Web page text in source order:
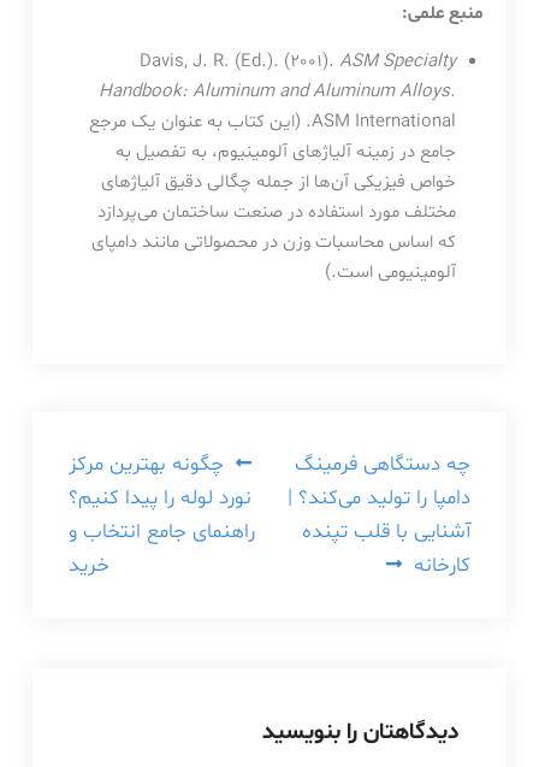
منبع علمی:
Davis, J. R. (Ed.). (2001). ASM Specialty
Handbook: Aluminum and Aluminum Alloys.
ASM International. (این کتاب به عنوان یک مرجع
جامع در زمینه آلیاژهای آلومینیوم، به تفصیل به
خواص فیزیکی آن‌ها از جمله چگالی دقیق آلیاژهای
مختلف مورد استفاده در صنعت ساختمان می‌پردازد
که اساس محاسبات وزن در محصولاتی مانند دامپای
آلومینیومی است.)
راهبری
نوشته
چگونه بهترین مرکز
نورد لوله را پیدا کنیم؟
راهنمای جامع انتخاب و
خرید
چه دستگاهی فرمینگ
دامپا را تولید می‌کند؟ |
آشنایی با قلب تپنده
کارخانه
دیدگاهتان را بنویسید